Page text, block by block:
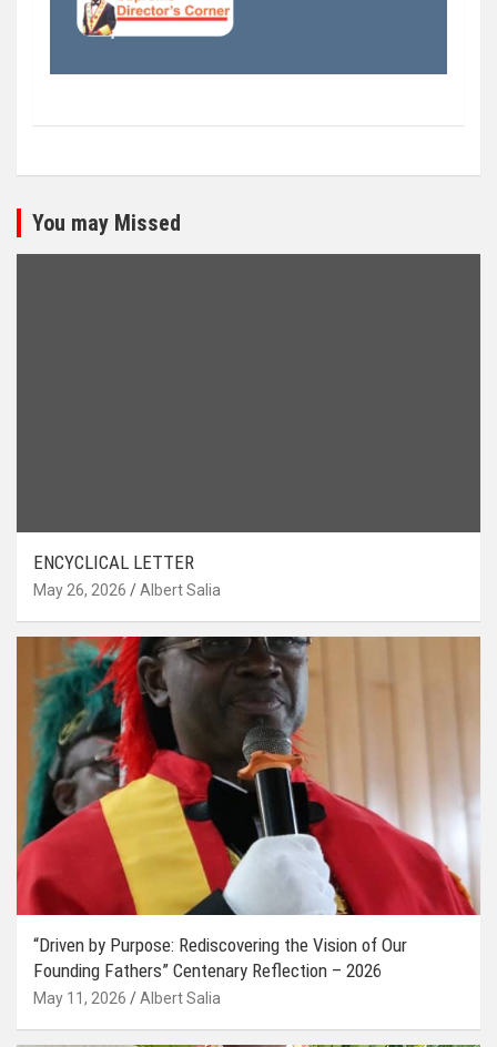
You may Missed
ENCYCLICAL LETTER
May 26, 2026 Albert Salia
“Driven by Purpose: Rediscovering the Vision of Our
Founding Fathers” Centenary Reflection – 2026
May 11, 2026 Albert Salia